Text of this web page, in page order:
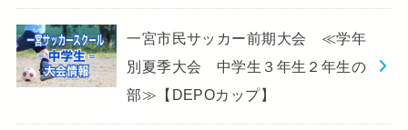
一宮市民サッカー前期大会 ≪学年
別夏季大会 中学生３年生２年生の
部≫【DEPOカップ】